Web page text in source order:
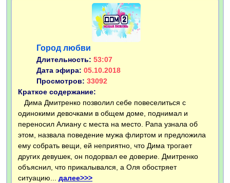
Город любви
Длительность: 53:07
Дата эфира: 05.10.2018
Просмотров: 33092
Краткое содержание:
Дима Дмитренко позволил себе повеселиться с
одинокими девочками в общем доме, поднимал и
переносил Алиану с места на место. Рапа узнала об
этом, назвала поведение мужа флиртом и предложила
ему собрать вещи, ей неприятно, что Дима трогает
других девушек, он подорвал ее доверие. Дмитренко
объяснил, что прикалывался, а Оля обостряет
ситуацию... далее>>>